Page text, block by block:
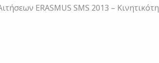
ERASMUS SMS 2013 –